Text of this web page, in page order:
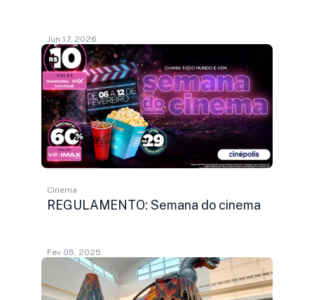
Jun 17, 2026
Cinema
REGULAMENTO: Semana do cinema
Fev 05, 2025